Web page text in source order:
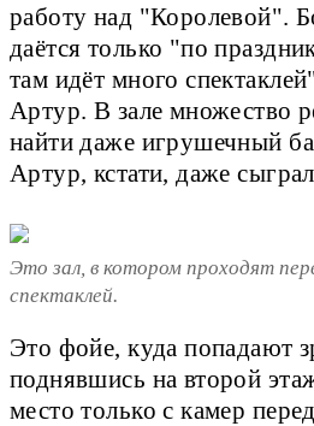
работу над "Королевой".
даётся только "по
там идёт много
Артур. В зале множество
найти даже игрушечный
Артур, кстати, даже
Это зал, в котором проходят
спектаклей.
Это фойе, куда попадают
поднявшись на второй
место только с камер